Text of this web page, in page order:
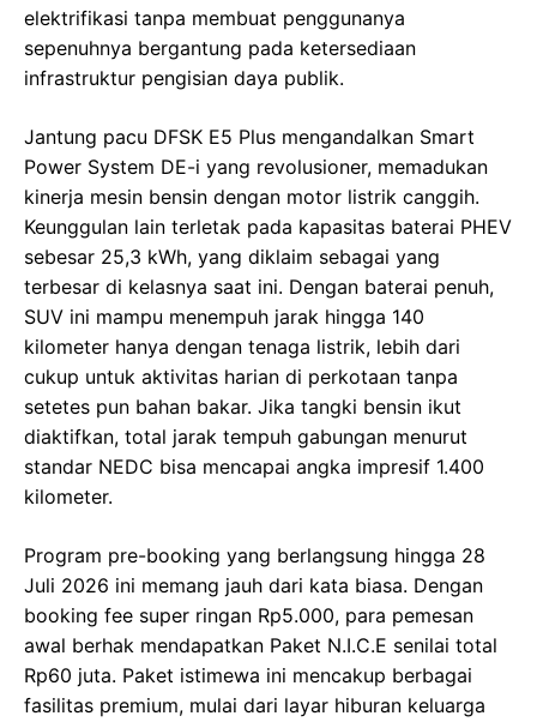
elektrifikasi tanpa membuat penggunanya
sepenuhnya bergantung pada ketersediaan
infrastruktur pengisian daya publik.
Jantung pacu DFSK E5 Plus mengandalkan Smart
Power System DE-i yang revolusioner, memadukan
kinerja mesin bensin dengan motor listrik canggih.
Keunggulan lain terletak pada kapasitas baterai PHEV
sebesar 25,3 kWh, yang diklaim sebagai yang
terbesar di kelasnya saat ini. Dengan baterai penuh,
SUV ini mampu menempuh jarak hingga 140
kilometer hanya dengan tenaga listrik, lebih dari
cukup untuk aktivitas harian di perkotaan tanpa
setetes pun bahan bakar. Jika tangki bensin ikut
diaktifkan, total jarak tempuh gabungan menurut
standar NEDC bisa mencapai angka impresif 1.400
kilometer.
Program pre-booking yang berlangsung hingga 28
Juli 2026 ini memang jauh dari kata biasa. Dengan
booking fee super ringan Rp5.000, para pemesan
awal berhak mendapatkan Paket N.I.C.E senilai total
Rp60 juta. Paket istimewa ini mencakup berbagai
fasilitas premium, mulai dari layar hiburan keluarga